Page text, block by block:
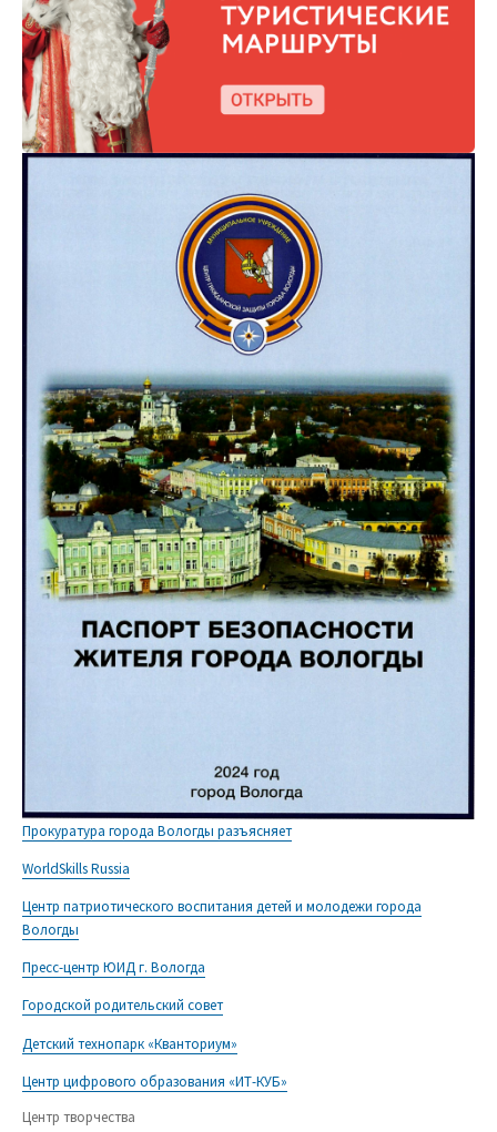
Прокуратура города Вологды разъясняет
WorldSkills Russia
Центр патриотического воспитания детей и молодежи города
Вологды
Пресс-центр ЮИД г. Вологда
Городской родительский совет
Детский технопарк «Кванториум»
Центр цифрового образования «ИТ-КУБ»
Центр творчества